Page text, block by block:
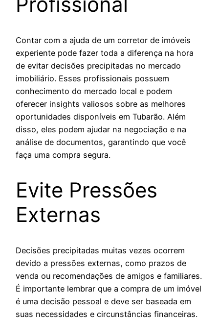
Contar com a ajuda de um corretor de imóveis
experiente pode fazer toda a diferença na hora
de evitar decisões precipitadas no mercado
imobiliário. Esses profissionais possuem
conhecimento do mercado local e podem
oferecer insights valiosos sobre as melhores
oportunidades disponíveis em Tubarão. Além
disso, eles podem ajudar na negociação e na
análise de documentos, garantindo que você
faça uma compra segura.
Evite Pressões
Externas
Decisões precipitadas muitas vezes ocorrem
devido a pressões externas, como prazos de
venda ou recomendações de amigos e familiares.
É importante lembrar que a compra de um imóvel
é uma decisão pessoal e deve ser baseada em
suas necessidades e circunstâncias financeiras.